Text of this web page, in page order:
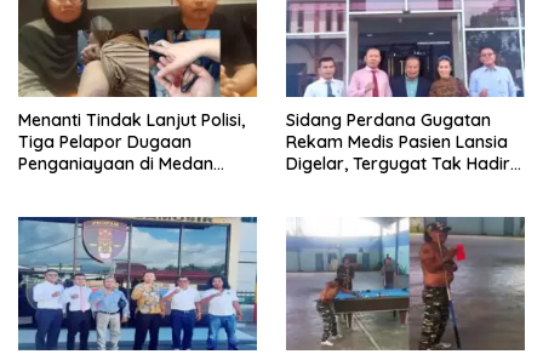
Menanti Tindak Lanjut Polisi,
Tiga Pelapor Dugaan
Penganiayaan di Medan
Sidang Perdana Gugatan
Rekam Medis Pasien Lansia
Digelar, Tergugat Tak Hadir